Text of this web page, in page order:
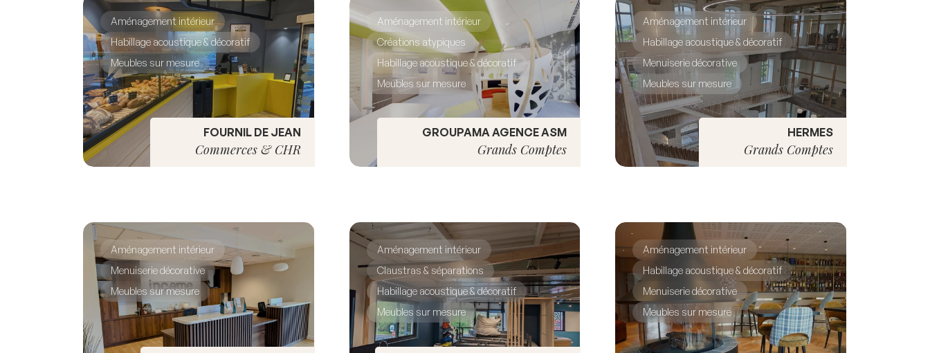
Aménagement intérieur
Habillage acoustique & décoratif
Meubles sur mesure
FOURNIL DE JEAN
Commerces & CHR
Aménagement intérieur
Créations atypiques
Habillage acoustique & décoratif
Meubles sur mesure
GROUPAMA AGENCE ASM
Grands Comptes
Aménagement intérieur
Habillage acoustique & décoratif
Menuiserie décorative
Meubles sur mesure
HERMES
Grands Comptes
Aménagement intérieur
Menuiserie décorative
Meubles sur mesure
Aménagement intérieur
Claustras & séparations
Habillage acoustique & décoratif
Meubles sur mesure
Aménagement intérieur
Habillage acoustique & décoratif
Menuiserie décorative
Meubles sur mesure